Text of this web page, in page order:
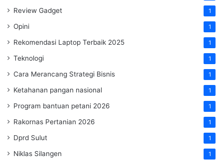
Review Gadget 1
Opini 1
Rekomendasi Laptop Terbaik 2025 1
Teknologi 1
Cara Merancang Strategi Bisnis 1
Ketahanan pangan nasional 1
Program bantuan petani 2026 1
Rakornas Pertanian 2026 1
Dprd Sulut 1
Niklas Silangen 1